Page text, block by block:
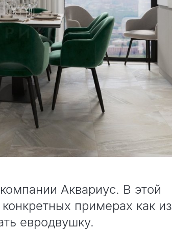
Аквариус. В этой
примерах как из
евродвушку.